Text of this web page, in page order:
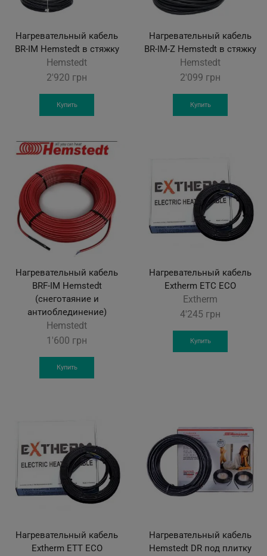
Нагревательный кабель
BR-IM Hemstedt в стяжку
Hemstedt
2'920 грн
Купить
Нагревательный кабель
BR-IM-Z Hemstedt в стяжку
Hemstedt
2'099 грн
Купить
Нагревательный кабель
BRF-IM Hemstedt
(снеготаяние и
антиоблединение)
Hemstedt
1'600 грн
Купить
Нагревательный кабель
Extherm ETC ECO
Extherm
4'245 грн
Купить
Нагревательный кабель
Extherm ETT ECO
Нагревательный кабель
Hemstedt DR под плитку